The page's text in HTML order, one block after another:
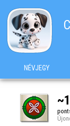
NÉVJEGY